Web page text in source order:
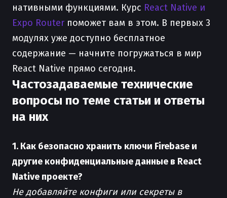
нативными функциями. Курс React Native и
Expo Router поможет вам в этом. В первых 3
модулях уже доступно бесплатное
содержание — начните погружаться в мир
React Native прямо сегодня.
Частозадаваемые технические
вопросы по теме статьи и ответы
на них
1. Как безопасно хранить ключи Firebase и
другие конфиденциальные данные в React
Native проекте?
Не добавляйте конфиги или секреты в